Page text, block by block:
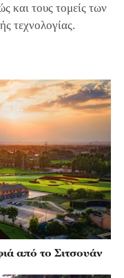
και τους τομείς των
τεχνολογίας.
από το Σιτσουάν